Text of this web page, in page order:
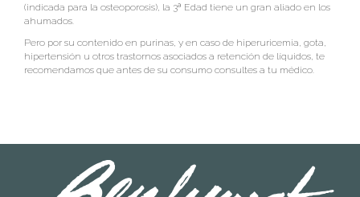
(indicada para la osteoporosis), la 3ª Edad tiene un gran aliado en los
ahumados.
Pero por su contenido en purinas, y en caso de hiperuricemia, gota,
hipertensión u otros trastornos asociados a retención de líquidos, te
recomendamos que antes de su consumo consultes a tu médico.